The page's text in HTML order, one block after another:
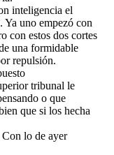
inteligencia el
Ya uno empezó con
con estos dos cortes
una formidable
repulsión.
tribunal le
o que
que si los hecha
lo de ayer